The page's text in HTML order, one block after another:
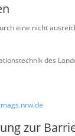
eine nicht
des
zur